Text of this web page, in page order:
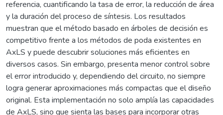
referencia, cuantificando la tasa de error, la reducción de área
y la duración del proceso de síntesis. Los resultados
muestran que el método basado en árboles de decisión es
competitivo frente a los métodos de poda existentes en
AxLS y puede descubrir soluciones más eficientes en
diversos casos. Sin embargo, presenta menor control sobre
el error introducido y, dependiendo del circuito, no siempre
logra generar aproximaciones más compactas que el diseño
original. Esta implementación no solo amplía las capacidades
de AxLS, sino que sienta las bases para incorporar otras